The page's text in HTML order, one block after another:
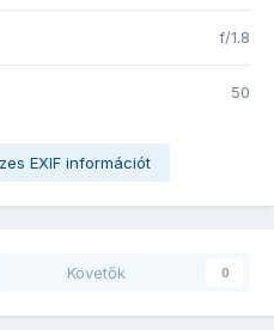
f/1.8
50
EXIF információt
Követők 0